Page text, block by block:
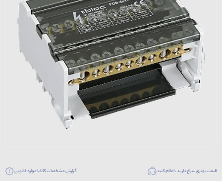
قیمت بهتری سراغ دارید ، اعلام کنید گزارش مشخصات کالا یا موارد قانونی